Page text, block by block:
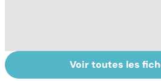
HPV : tout savoir
Voir toutes les